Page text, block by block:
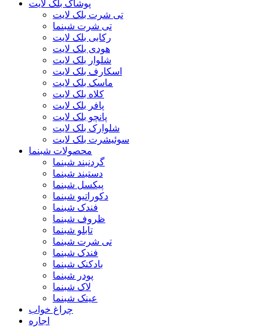
پوشاک بلک لایت
تی شرت بلک لایت
تی شرت شبنما
رکابی بلک لایت
هودی بلک لایت
شلوار بلک لایت
اسکارف بلک لایت
ماسک بلک لایت
کلاه بلک لایت
پافر بلک لایت
پانچو بلک لایت
شلوارک بلک لایت
سوئیشرت بلک لایت
محصولات شبنما
گردنبند شبنما
دستبند شبنما
پیکسل شبنما
دکوراتیو شبنما
فندک شبنما
ظروف شبنما
تابلو شبنما
تی شرت شبنما
فندک شبنما
بادکنک شبنما
پودر شبنما
لاک شبنما
عینک شبنما
چراغ خواب
اجاره